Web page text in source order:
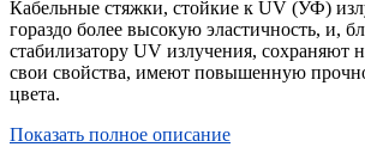
Кабельные стяжки, стойкие к UV (УФ)
гораздо более высокую эластичность, и,
стабилизатору UV излучения, сохраняют
свои свойства, имеют повышенную
цвета.
Показать полное описание